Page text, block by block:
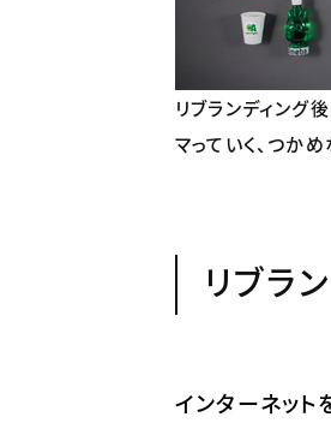
リブランディング
マっていく、つか
リブラ
インターネッ